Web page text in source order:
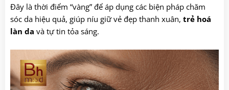
Đây là thời điểm “vàng” để áp dụng các biện pháp chăm
sóc da hiệu quả, giúp níu giữ vẻ đẹp thanh xuân, trẻ hoá
làn da và tự tin tỏa sáng.